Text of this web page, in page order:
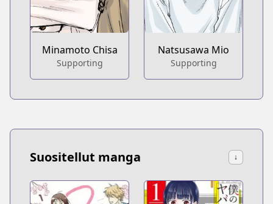
Minamoto Chisa
Supporting
Natsusawa Mio
Supporting
Suositellut manga ↓